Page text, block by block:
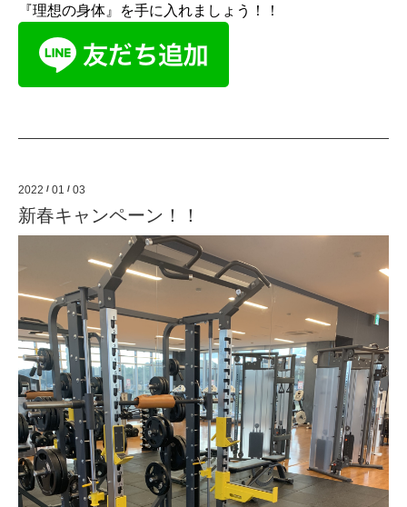
『理想の身体』を手に入れましょう！！
2022 / 01 / 03
新春キャンペーン！！